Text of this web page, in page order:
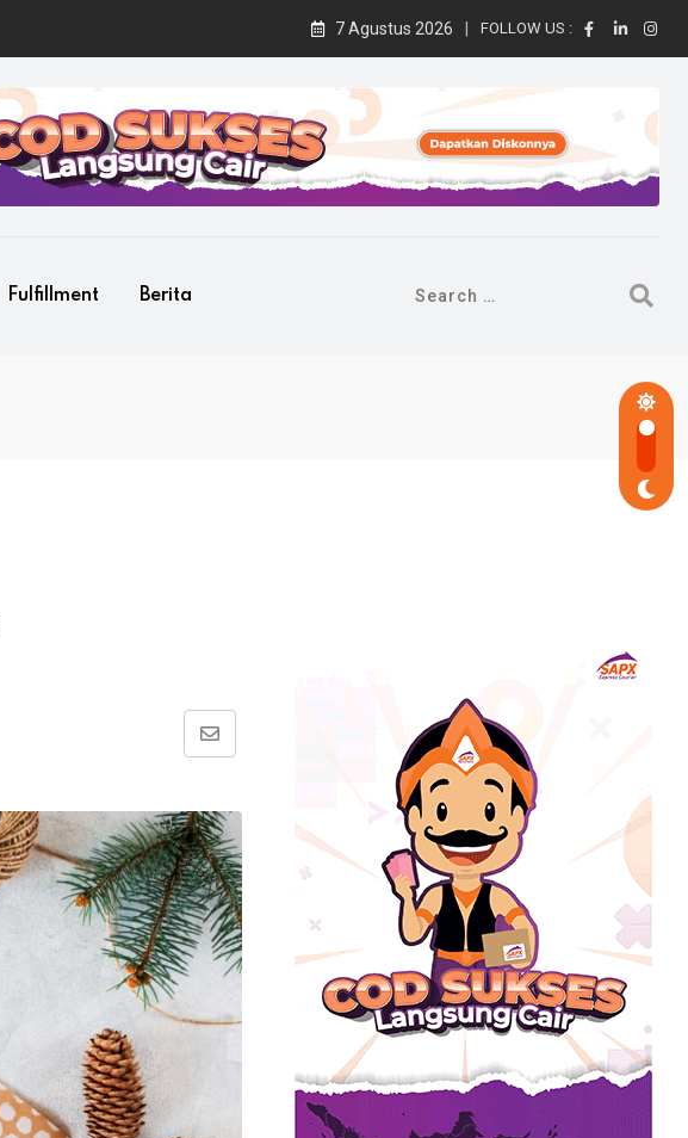
7 Agustus 2026 FOLLOW US :
Fulfillment Berita
Share
Email